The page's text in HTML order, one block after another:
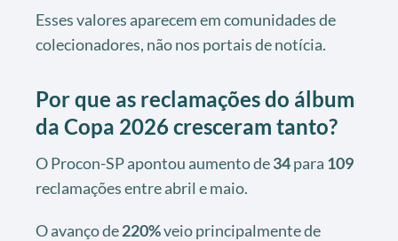
Esses valores aparecem em comunidades de
colecionadores, não nos portais de notícia.
Por que as reclamações do álbum
da Copa 2026 cresceram tanto?
O Procon-SP apontou aumento de34para 109
reclamações entre abril e maio.
O avanço de220%veio principalmente de